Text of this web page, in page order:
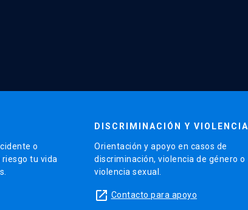
o
tu vida
DISCRIMINACIÓN Y VIOLENCIA
Orientación y apoyo en casos de
discriminación, violencia de género o
violencia sexual.
launch Contacto para apoyo